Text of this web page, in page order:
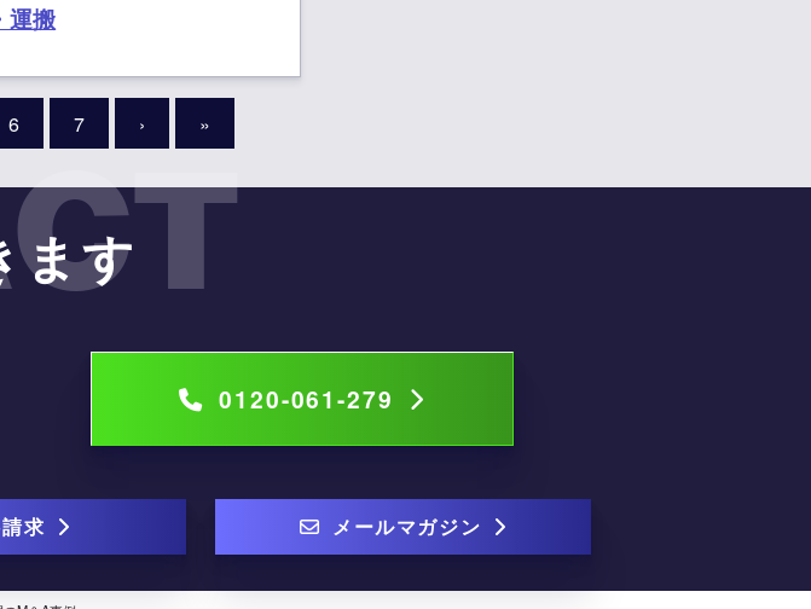
運搬
6 7 › »
ます
0120-061-279
求 メールマガジン